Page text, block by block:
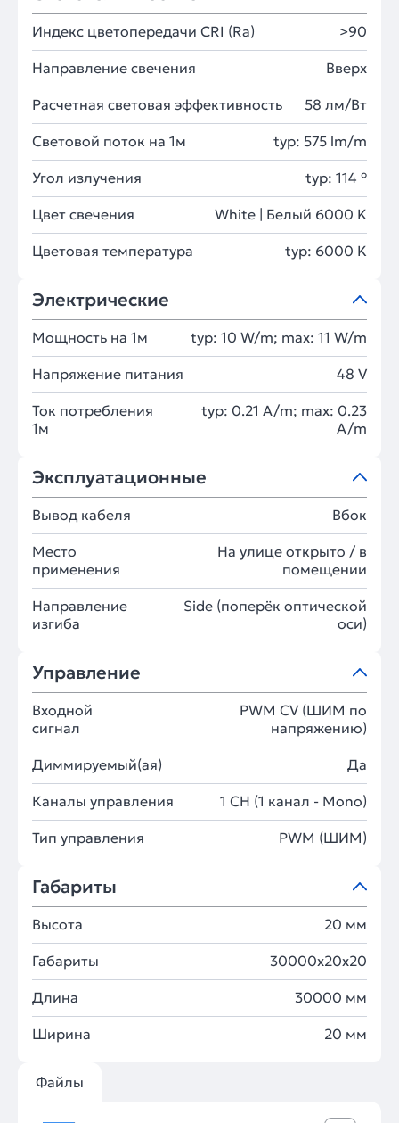
Индекс цветопередачи CRI (Ra) >90
Направление свечения Вверх
Расчетная световая эффективность 58 лм/Вт
Световой поток на 1м typ: 575 lm/m
Угол излучения typ: 114 °
Цвет свечения White | Белый 6000 K
Цветовая температура typ: 6000 K
Электрические
Мощность на 1м typ: 10 W/m; max: 11 W/m
Напряжение питания 48 V
Ток потребления
1м
typ: 0.21 A/m; max: 0.23
A/m
Эксплуатационные
Вывод кабеля Вбок
Место
применения
На улице открыто / в
помещении
Направление
изгиба
Side (поперёк оптической
оси)
Управление
Входной
сигнал
PWM СV (ШИМ по
напряжению)
Диммируемый(ая) Да
Каналы управления 1 CH (1 канал - Mono)
Тип управления PWM (ШИМ)
Габариты
Высота 20 мм
Габариты 30000x20x20
Длина 30000 мм
Ширина 20 мм
Файлы